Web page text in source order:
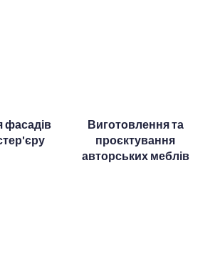
фасадів
Виготовлення та
проєктування
авторських меблів